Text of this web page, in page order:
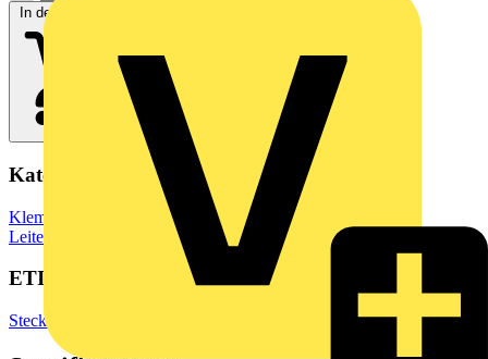
In den Warenkorb
Kategorien
Klemmen, Steckverbinder & Verbindungselemente
Leiterplattensteckverbinder
ETIM Group
Steckverbinder